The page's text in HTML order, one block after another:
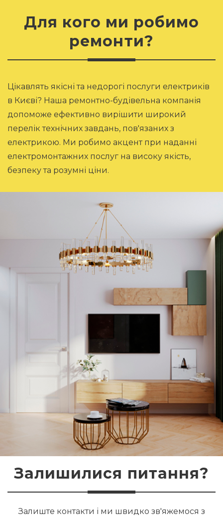
Для кого ми робимо
ремонти?
Цікавлять якісні та недорогі послуги електриків
в Києві? Наша ремонтно-будівельна компанія
допоможе ефективно вирішити широкий
перелік технічних завдань, пов'язаних з
електрикою. Ми робимо акцент при наданні
електромонтажних послуг на високу якість,
безпеку та розумні ціни.
Залишилися питання?
Залиште контакти і ми швидко зв'яжемося з